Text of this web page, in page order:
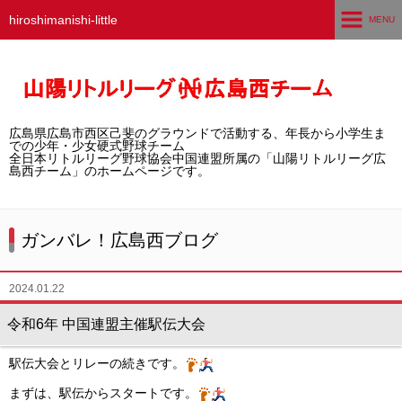
hiroshimanishi-little
広島県広島市西区己斐のグラウンドで活動する、年長から小学生ま
での少年・少女硬式野球チーム
全日本リトルリーグ野球協会中国連盟所属の「山陽リトルリーグ広
島西チーム」のホームページです。
MENU
広島西チームとは
選手募集／体験・見学
試合結果
想い出アルバム
卒団生の声
ガンバレ！広島西ブログ
2024.01.22
令和6年 中国連盟主催駅伝大会
駅伝大会とリレーの続きです。
まずは、駅伝からスタートです。